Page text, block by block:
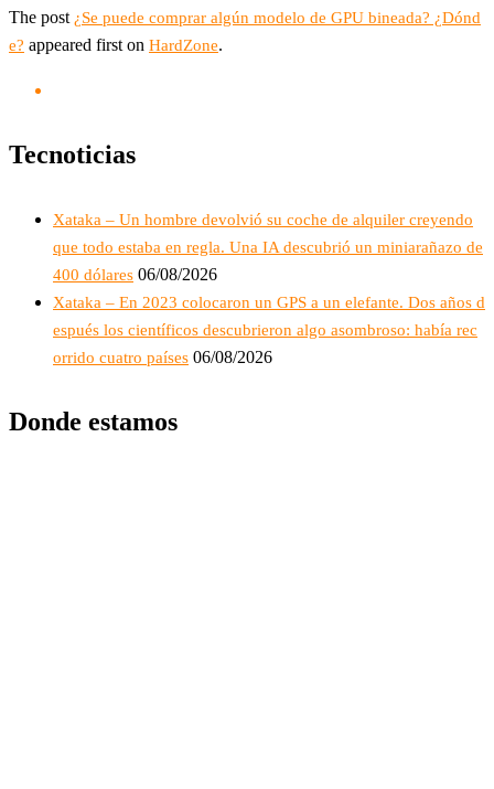
The post ¿Se puede comprar algún modelo de GPU bineada? ¿Dónd
e? appeared first on HardZone.
Tecnoticias
Xataka – Un hombre devolvió su coche de alquiler creyendo
que todo estaba en regla. Una IA descubrió un miniarañazo de
400 dólares 06/08/2026
Xataka – En 2023 colocaron un GPS a un elefante. Dos años d
espués los científicos descubrieron algo asombroso: había rec
orrido cuatro países 06/08/2026
Donde estamos